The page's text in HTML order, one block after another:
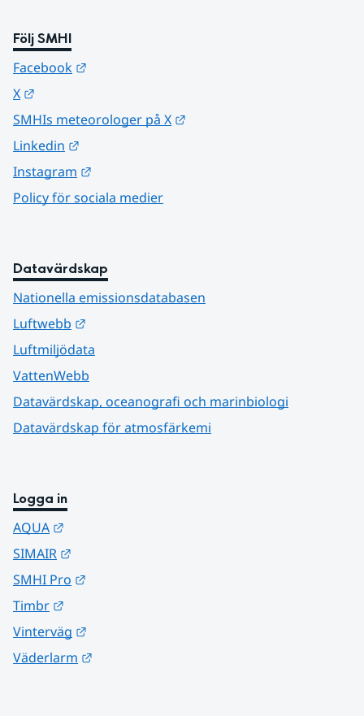
Följ SMHI
Facebook
X
SMHIs meteorologer på X
Linkedin
Instagram
Policy för sociala medier
Datavärdskap
Nationella emissionsdatabasen
Luftwebb
Luftmiljödata
VattenWebb
Datavärdskap, oceanografi och marinbiologi
Datavärdskap för atmosfärkemi
Logga in
AQUA
SIMAIR
SMHI Pro
Timbr
Vinterväg
Väderlarm